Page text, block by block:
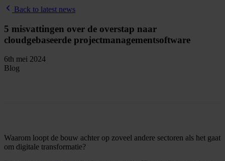
Back to latest news
5 misvattingen over de overstap naar
cloudgebaseerde projectmanagementsoftware
6th mei 2024
Blog
Waarom loopt de bouw achter op zoveel andere sectoren als het gaat
om digitale transformatie?